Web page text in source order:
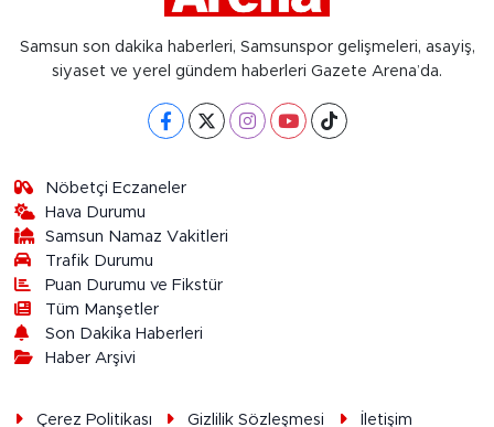
Samsun son dakika haberleri, Samsunspor gelişmeleri, asayiş,
siyaset ve yerel gündem haberleri Gazete Arena’da.
Nöbetçi Eczaneler
Hava Durumu
Samsun Namaz Vakitleri
Trafik Durumu
Puan Durumu ve Fikstür
Tüm Manşetler
Son Dakika Haberleri
Haber Arşivi
Çerez Politikası Gizlilik Sözleşmesi İletişim